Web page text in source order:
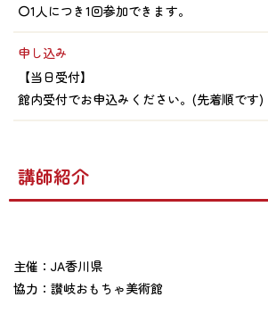
〇1人につき1回参加できます。
申し込み
【当日受付】
館内受付でお申込みください。(先着順です)
講師紹介
主催：JA香川県
協力：讃岐おもちゃ美術館